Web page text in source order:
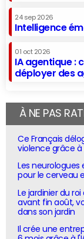
24 sep 2026
Intelligence
01 oct 2026
IA agentique :
déployer des
À NE PAS
Ce Français
violence grâce
Les
pour le cerveau
Le jardinier du
avant fin août,
dans son jardin
Il crée une